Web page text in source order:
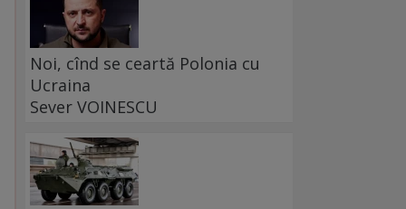
Noi, cînd se ceartă Polonia cu
Ucraina
Sever VOINESCU